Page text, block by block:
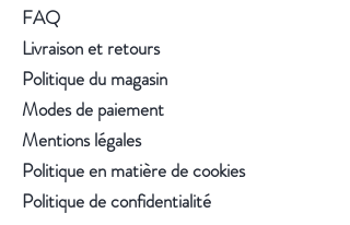
FAQ
Livraison et retours
Politique du magasin
Modes de paiement
Mentions légales
Politique en matière de cookies
Politique de confidentialité